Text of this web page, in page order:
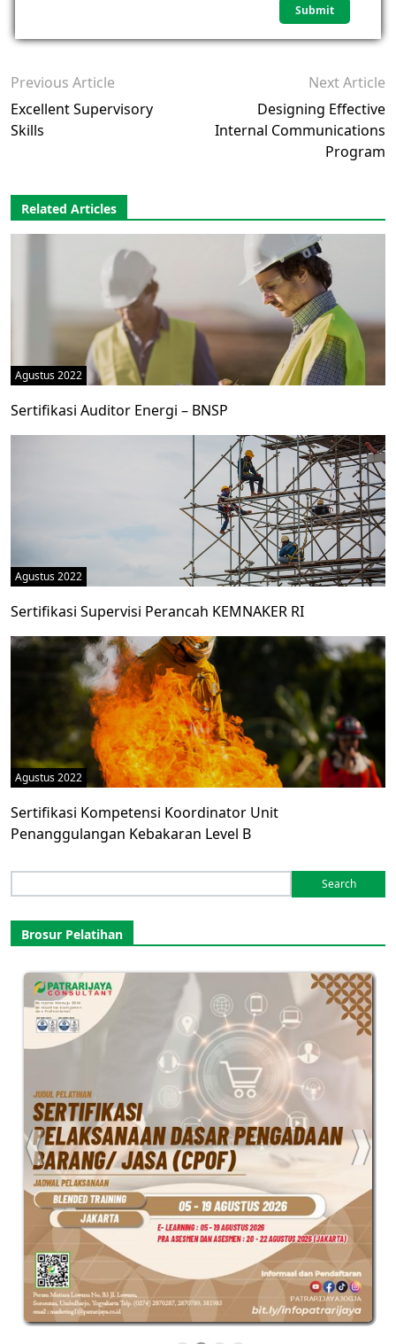
Previous Article
Excellent Supervisory
Skills
Next Article
Designing Effective
Internal Communications
Program
Related Articles
Agustus 2022
Sertifikasi Auditor Energi – BNSP
Agustus 2022
Sertifikasi Supervisi Perancah KEMNAKER RI
Agustus 2022
Sertifikasi Kompetensi Koordinator Unit
Penanggulangan Kebakaran Level B
for:
Brosur Pelatihan